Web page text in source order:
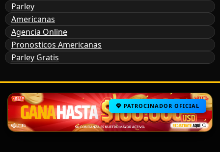
Parley
Americanas
Agencia Online
Pronosticos Americanas
Parley Gratis
PATROCINADOR OFICIAL